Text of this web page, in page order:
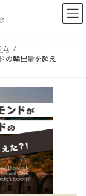
ム
の輸出量を超え